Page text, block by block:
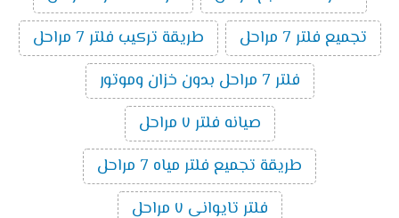
تجميع فلتر 7 مراحل
طريقة تركيب فلتر 7 مراحل
فلتر 7 مراحل بدون خزان وموتور
صيانه فلتر ٧ مراحل
طريقة تجميع فلتر مياه 7 مراحل
فلتر تايوانى ٧ مراحل